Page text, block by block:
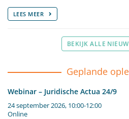
LEES MEER
BEKIJK ALLE
Geplande
Webinar – Juridische Actua 24/9
24 september 2026, 10:00-12:00
Online